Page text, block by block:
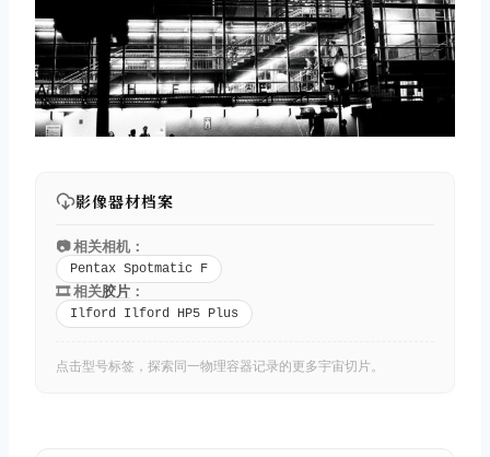
影像器材档案
📷 相关相机：
Pentax Spotmatic F
🎞️ 相关胶片 ：
Ilford Ilford HP5 Plus
点击型号标签，探索同一物理容器记录的更多宇宙切片。